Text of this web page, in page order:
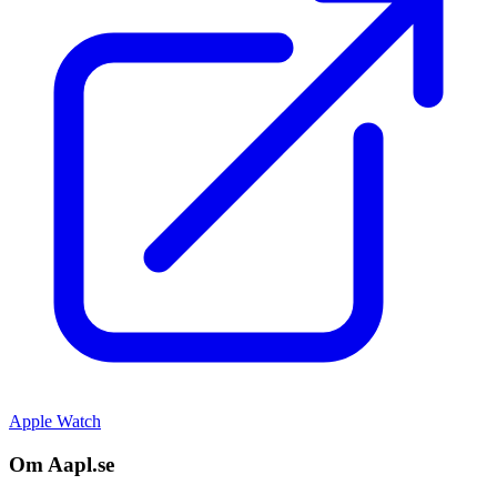
Apple Watch
Om Aapl.se